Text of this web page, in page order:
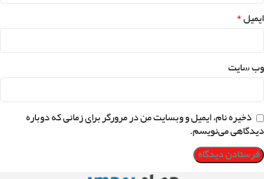
ایمیل*
وب‌ سایت
ذخیره نام، ایمیل و وبسایت من در مرورگر برای زمانی که دوباره
دیدگاهی می‌نویسم.